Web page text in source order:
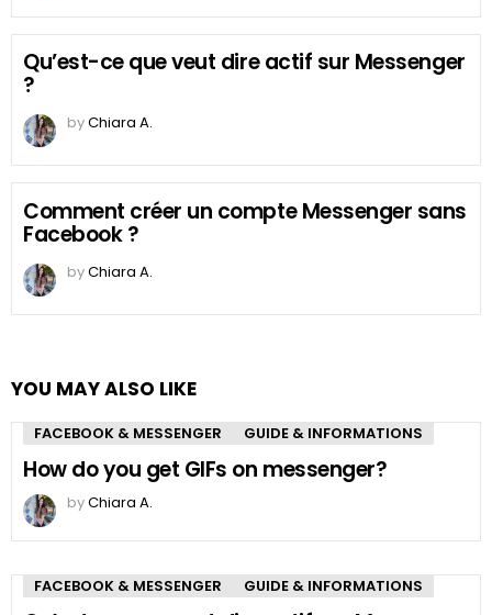
Qu’est-ce que veut dire actif sur Messenger
?
byChiara A.
Comment créer un compte Messenger sans
Facebook ?
byChiara A.
YOU MAY ALSO LIKE
FACEBOOK & MESSENGER GUIDE & INFORMATIONS
How do you get GIFs on messenger?
byChiara A.
FACEBOOK & MESSENGER GUIDE & INFORMATIONS